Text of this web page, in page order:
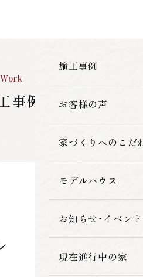
施工事例
一覧
新築
改築・リフォーム
お客様の声
家づくりへのこだ
里やま工房の家
素材へのこだわ
暮らしの性能
モデルハウス
お知らせ・イベント
現在進行中の家
Work
事例